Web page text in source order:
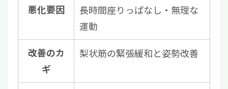
悪化要因
長時間座りっぱなし・無理な
運動
改善のカ
ギ
梨状筋の緊張緩和と姿勢改善